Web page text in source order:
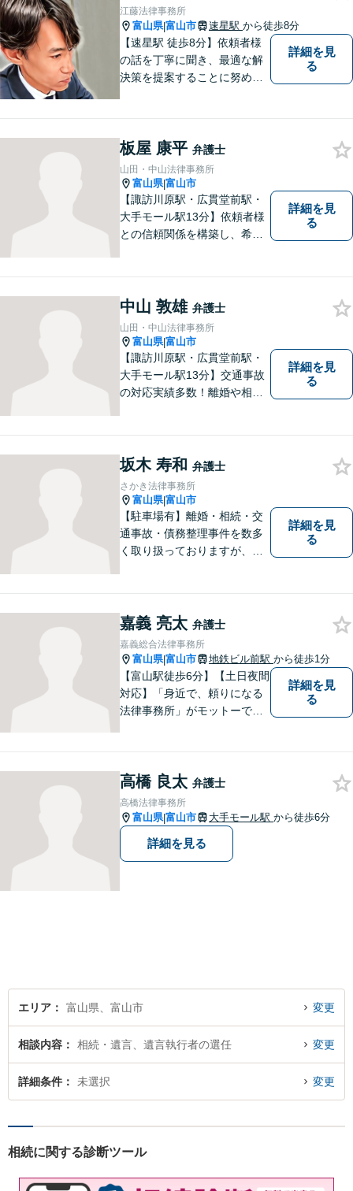
江藤法律事務所
富山県|富山市 速星駅 から徒歩8分
【速星駅 徒歩8分】依頼者様
の話を丁寧に聞き、最適な解
決策を提案することに努めて
ださい。
詳細を見
る
板屋 康平 弁護士
山田・中山法律事務所
富山県|富山市
【諏訪川原駅・広貫堂前駅・
大手モール駅13分】依頼者様
との信頼関係を構築し、希望
ご相談ください。平日夜間相
談OK！【複数弁護士在籍】
詳細を見
る
中山 敦雄 弁護士
山田・中山法律事務所
富山県|富山市
【諏訪川原駅・広貫堂前駅・
大手モール駅13分】交通事故
の対応実績多数！離婚や相続
策がないか考えてみません
か？【複数弁護士在籍】
詳細を見
る
坂木 寿和 弁護士
さかき法律事務所
富山県|富山市
【駐車場有】離婚・相続・交
通事故・債務整理事件を数多
く取り扱っておりますが、そ
というお声をいただけるよう
に、誠実・丁寧を心がけ事件
に取り組んでいきたいと考え
ています。
詳細を見
る
嘉義 亮太 弁護士
嘉義総合法律事務所
富山県|富山市 地鉄ビル前駅 から徒歩1分
【富山駅徒歩6分】【土日夜間
対応】「身近で、頼りになる
法律事務所」がモットーで
す。お悩みになる前に、ご相
談ください。【24Hメール受
付】
詳細を見
る
高橋 良太 弁護士
高橋法律事務所
富山県|富山市 大手モール駅 から徒歩6分
詳細を見る
エリア 富山県、富山市 変更
相談内容 相続・遺言、遺言執行者の選任 変更
詳細条件 未選択 変更
相続に関する診断ツール